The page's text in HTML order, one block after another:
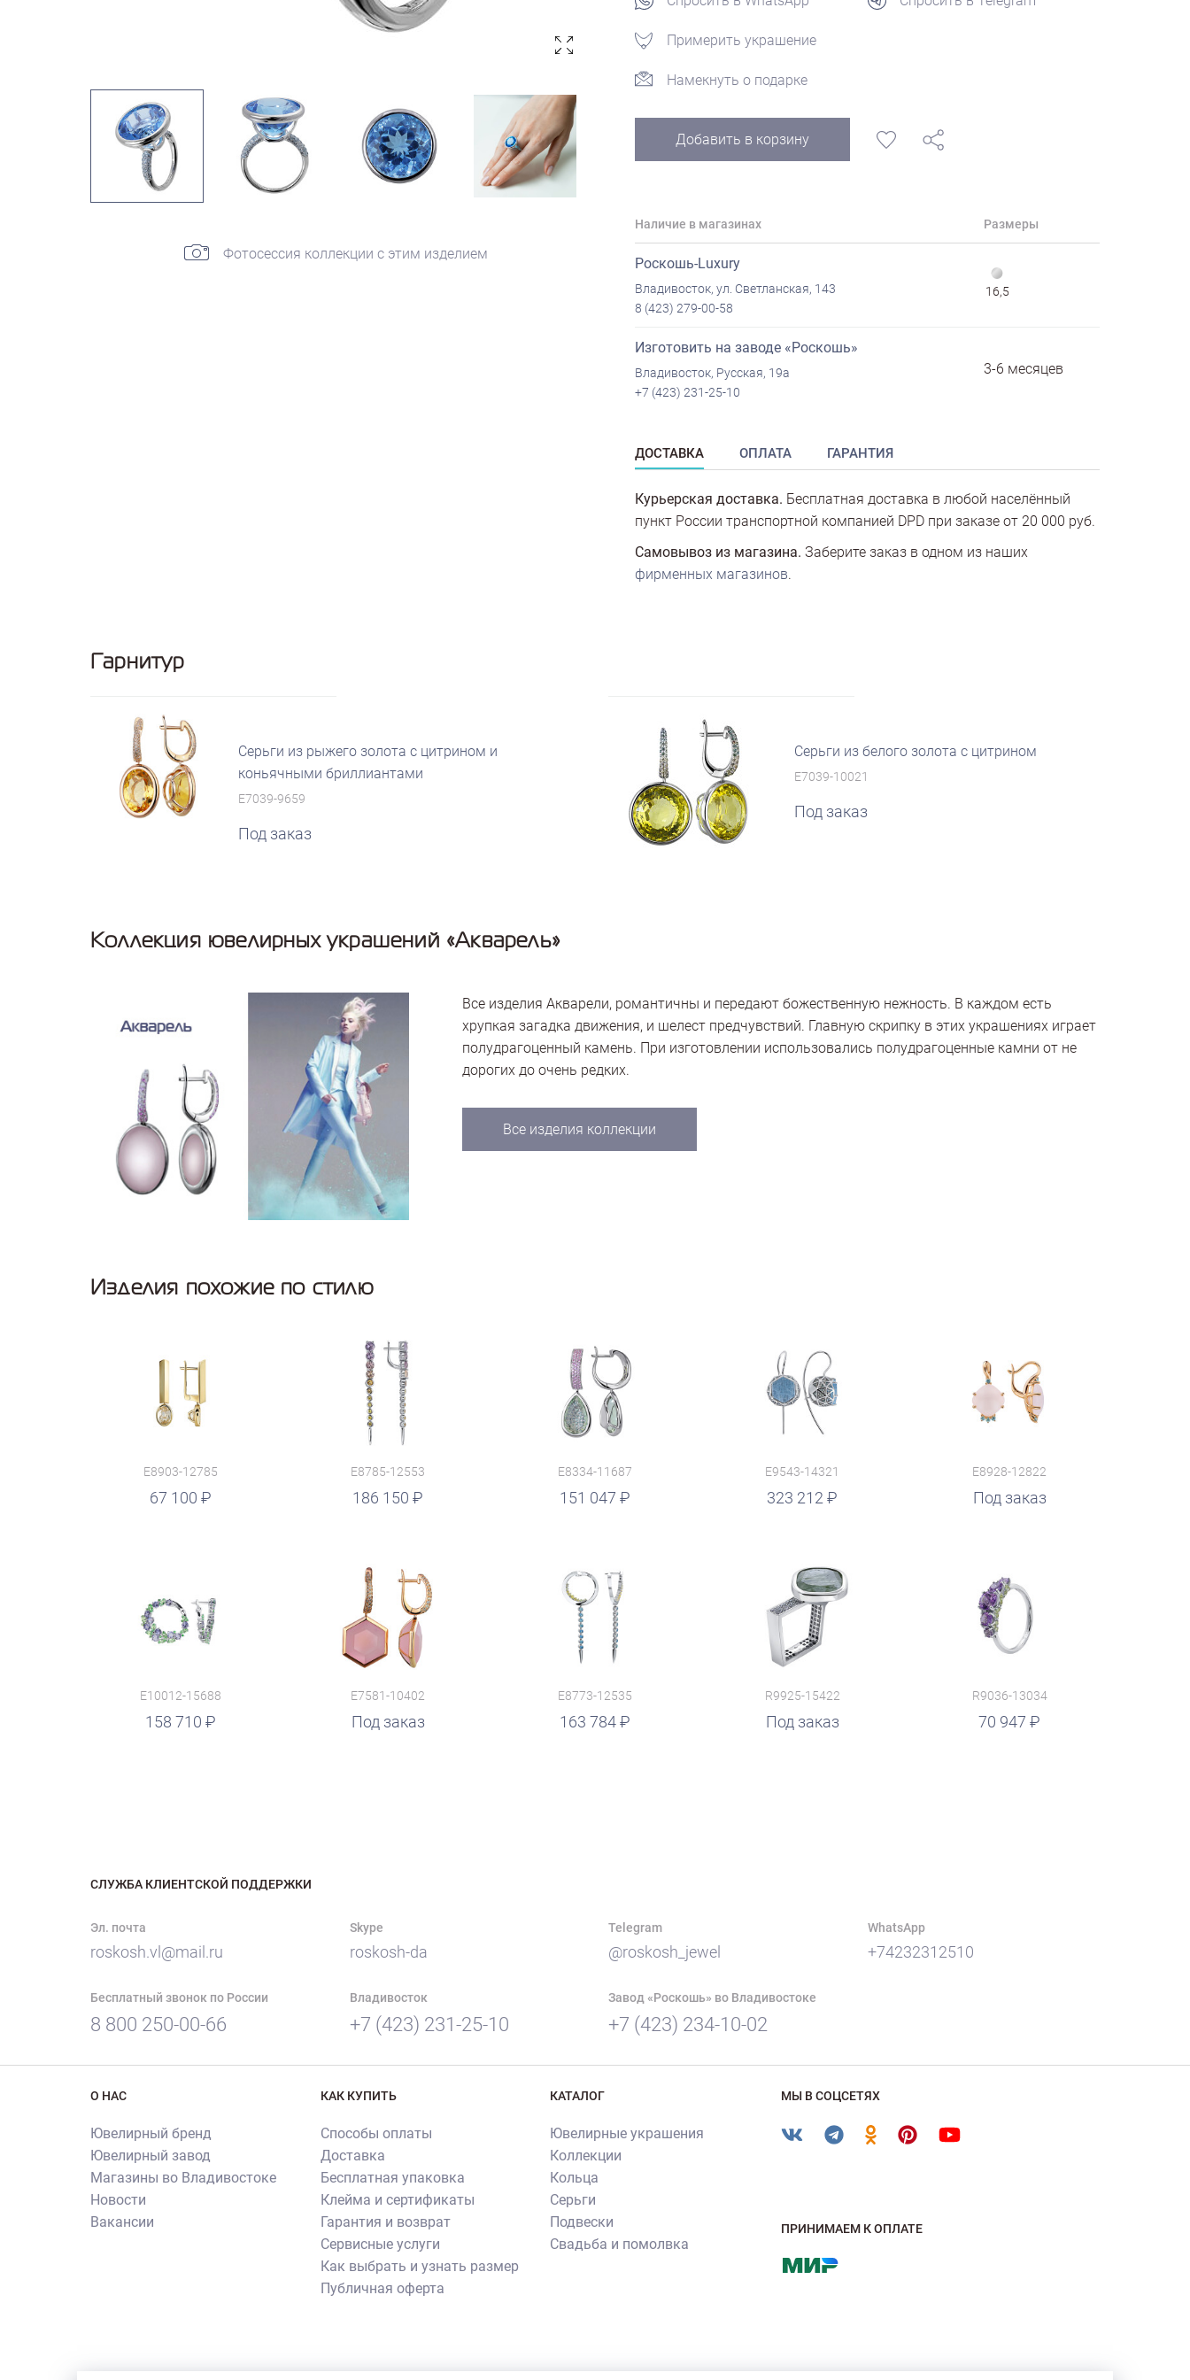
Фотосессия коллекции с этим изделием
Примерить украшение
Намекнуть о подарке
Добавить в корзину
Наличие в магазинах Размеры
Роскошь-Luxury
Владивосток, ул. Светланская, 143
8 (423) 279-00-58
16,5
Изготовить на заводе «Роскошь»
Владивосток, Русская, 19а
+7 (423) 231-25-10
3-6 месяцев
ДОСТАВКА ОПЛАТА ГАРАНТИЯ
Курьерская доставка. Бесплатная доставка в любой населённый
пункт России транспортной компанией DPD при заказе от 20 000 руб.
Самовывоз из магазина. Заберите заказ в одном из наших
фирменных магазинов.
Гарнитур
Серьги из рыжего золота с цитрином и
коньячными бриллиантами
E7039-9659
Под заказ
Серьги из белого золота с цитрином
E7039-10021
Под заказ
Коллекция ювелирных украшений «Акварель»
Все изделия Акварели, романтичны и передают божественную нежность. В каждом есть
хрупкая загадка движения, и шелест предчувствий. Главную скрипку в этих украшениях играет
полудрагоценный камень. При изготовлении использовались полудрагоценные камни от не
дорогих до очень редких.
Все изделия коллекции
Изделия похожие по стилю
E8903-12785
67 100
E8785-12553
186 150
руб.
E8334-11687
151 047
руб.
E9543-14321
323 212
руб.
E8928-12822
Под заказ
E10012-15688
158 710
E7581-10402
Под заказ
E8773-12535
163 784
руб.
R9925-15422
Под заказ
R9036-13034
70 947
руб.
СЛУЖБА КЛИЕНТСКОЙ ПОДДЕРЖКИ
Эл. почта
roskosh.vl@mail.ru
Skype
roskosh-da
Telegram
@roskosh_jewel
WhatsApp
+74232312510
Бесплатный звонок по России
8 800 250-00-66
Владивосток
+7 (423) 231-25-10
Завод «Роскошь» во Владивостоке
+7 (423) 234-10-02
О НАС
Ювелирный бренд
Ювелирный завод
Магазины во Владивостоке
Новости
Вакансии
КАК КУПИТЬ
Способы оплаты
Доставка
Бесплатная упаковка
Клейма и сертификаты
Гарантия и возврат
Сервисные услуги
Как выбрать и узнать размер
Публичная оферта
КАТАЛОГ
Ювелирные украшения
Коллекции
Кольца
Серьги
Подвески
Свадьба и помолвка
МЫ В СОЦСЕТЯХ
ПРИНИМАЕМ К ОПЛАТЕ